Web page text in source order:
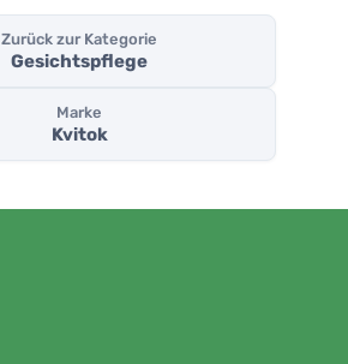
Zurück zur Kategorie
Gesichtspflege
Marke
Kvitok